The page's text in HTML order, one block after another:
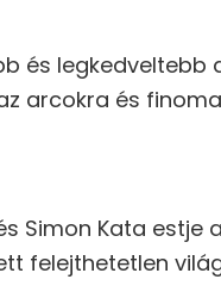
és
arcokra és
Simon Kata
felejthetetlen